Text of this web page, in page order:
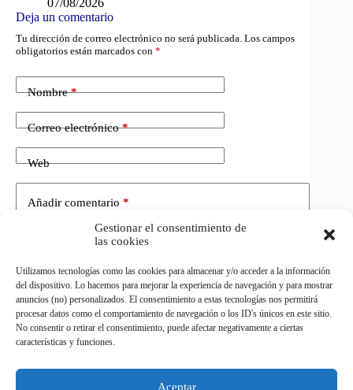
Gestionar el consentimiento de
las cookies
Utilizamos tecnologías como las cookies para almacenar y/o acceder a la información
del dispositivo. Lo hacemos para mejorar la experiencia de navegación y para mostrar
anuncios (no) personalizados. El consentimiento a estas tecnologías nos permitirá
procesar datos como el comportamiento de navegación o los ID's únicos en este sitio.
No consentir o retirar el consentimiento, puede afectar negativamente a ciertas
características y funciones.
Aceptar
07/08/2026
Deja un comentario
Tu dirección de correo electrónico no será publicada. Los campos
obligatorios están marcados con *
Nombre*
Correo electrónico*
Web
Añadir comentario *
Publicar el comentario